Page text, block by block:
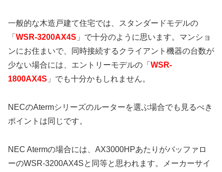
一般的な木造戸建て住宅では、スタンダードモデルの
「 WSR-3200AX4S 」で十分のように思います。マンショ
ンにお住まいで、同時接続するクライアント機器の台数が
少ない場合には、エントリーモデルの「 WSR-
1800AX4S 」でも十分かもしれません。
NECのAtermシリーズのルーターを選ぶ場合でも見るべき
ポイントは同じです。
NEC Atermの場合には、AX3000HPあたりがバッファロ
ーのWSR-3200AX4Sと同等と思われます。メーカーサイ